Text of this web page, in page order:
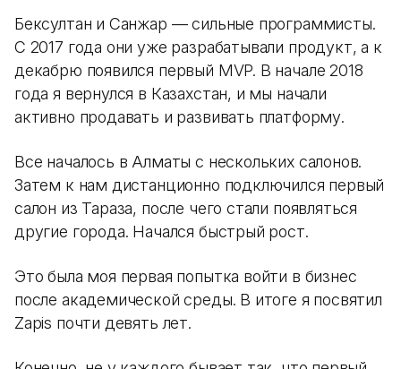
Бексултан и Санжар — сильные программисты.
С 2017 года они уже разрабатывали продукт, а к
декабрю появился первый MVP. В начале 2018
года я вернулся в Казахстан, и мы начали
активно продавать и развивать платформу.
Все началось в Алматы с нескольких салонов.
Затем к нам дистанционно подключился первый
салон из Тараза, после чего стали появляться
другие города. Начался быстрый рост.
Это была моя первая попытка войти в бизнес
после академической среды. В итоге я посвятил
Zapis почти девять лет.